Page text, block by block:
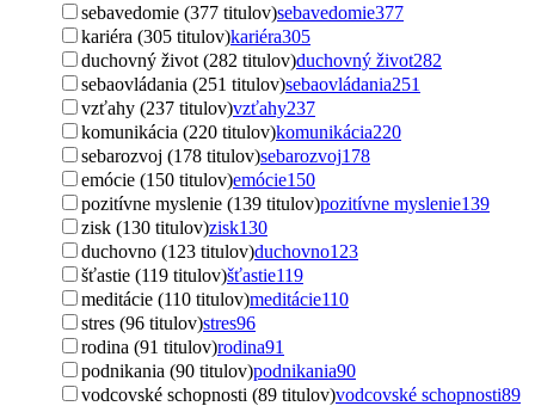
sebavedomie (377 titulov)sebavedomie377
kariéra (305 titulov)kariéra305
duchovný život (282 titulov)duchovný život282
sebaovládania (251 titulov)sebaovládania251
vzťahy (237 titulov)vzťahy237
komunikácia (220 titulov)komunikácia220
sebarozvoj (178 titulov)sebarozvoj178
emócie (150 titulov)emócie150
pozitívne myslenie (139 titulov)pozitívne myslenie139
zisk (130 titulov)zisk130
duchovno (123 titulov)duchovno123
šťastie (119 titulov)šťastie119
meditácie (110 titulov)meditácie110
stres (96 titulov)stres96
rodina (91 titulov)rodina91
podnikania (90 titulov)podnikania90
vodcovské schopnosti (89 titulov)vodcovské schopnosti89